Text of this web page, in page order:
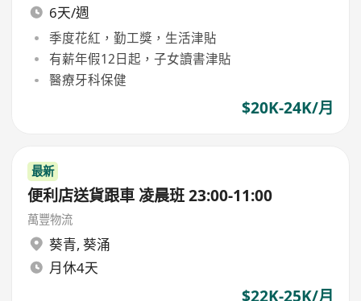
6天/週
季度花紅，勤工獎，生活津貼
有薪年假12日起，子女讀書津貼
醫療牙科保健
$20K-24K/月
最新
便利店送貨跟車 凌晨班 23:00-11:00
萬豐物流
葵青, 葵涌
月休4天
$22K-25K/月